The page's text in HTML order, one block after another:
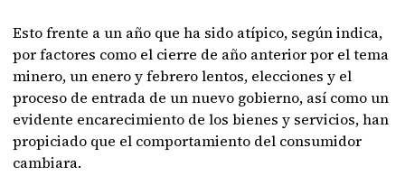
Esto frente a un año que ha sido atípico, según indica,
por factores como el cierre de año anterior por el tema
minero, un enero y febrero lentos, elecciones y el
proceso de entrada de un nuevo gobierno, así como un
evidente encarecimiento de los bienes y servicios, han
propiciado que el comportamiento del consumidor
cambiara.